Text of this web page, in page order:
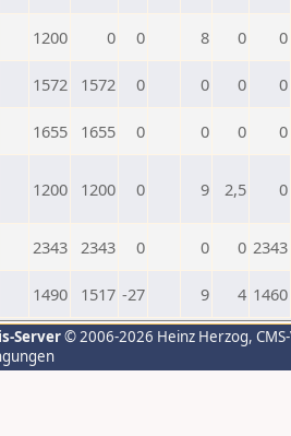
1200 0 0 8 0 0
1572 1572 0 0 0 0
1655 1655 0 0 0 0
1200 1200 0 9 2,5 0
2343 2343 0 0 0 2343
1490 1517 -27 9 4 1460
Server© 2006-2026 Heinz Herzog,